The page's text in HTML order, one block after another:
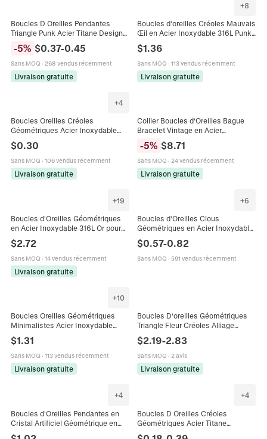
Boucles D Oreilles Pendantes
Triangle Punk Acier Titane Design
Creux Unisexe Bijoux Hip Hop
Style Minimaliste Pour Hommes Et
Femmes
-5% $0.37-0.45
Sans MOQ · 268 vendus récemment
Livraison gratuite
+8
Boucles d'oreilles Créoles Mauvais
Œil en Acier Inoxydable 316L Punk
Gothique Lune Triangle Nœud
Celtique pour Hommes Femmes
$1.36
Sans MOQ · 113 vendus récemment
Livraison gratuite
+4
Boucles Oreilles Créoles
Géométriques Acier Inoxydable
Minimaliste Punk Hip Hop Cœur
Triangle Étoile Hexagone Carré
$0.30
Sans MOQ · 106 vendus récemment
Livraison gratuite
Collier Boucles d'Oreilles Bague
Bracelet Vintage en Acier
Inoxydable Triangulaire
Géométrique pour Femmes
Accessoires Bijoux Émail
-5% $8.71
Sans MOQ · 24 vendus récemment
Livraison gratuite
+19
Boucles d'Oreilles Géométriques
en Acier Inoxydable 316L Or pour
Femmes Texture Lave Triangle
Coeur Fleur Feuille Bijoux
$2.72
Sans MOQ · 14 vendus récemment
Livraison gratuite
+6
Boucles d'Oreilles Clous
Géométriques en Acier Inoxydable
Minimalistes pour Femmes Carré
Triangle Rond Coeur Forme X Or
Argent Or Rose Bijoux
$0.57-0.82
Sans MOQ · 591 vendus récemment
+10
Boucles Oreilles Géométriques
Minimalistes Acier Inoxydable
Titane Créoles Cœur Carré Triangle
Hexagone Bijoux Unisexe
$1.31
Sans MOQ · 113 vendus récemment
Livraison gratuite
Boucles D'oreilles Géométriques
Triangle Fleur Créoles Alliage
Plaqué Or 18K Avec Tige En Cuivre
Künstliche Perle D'imitation Zircon
Mode Vintage Pour Femme
$2.19-2.83
Sans MOQ · 2 avis
Livraison gratuite
+4
Boucles d'Oreilles Pendantes en
Cristal Artificiel Géométrique en
+4
Boucles D Oreilles Créoles
Géométriques Acier Titane